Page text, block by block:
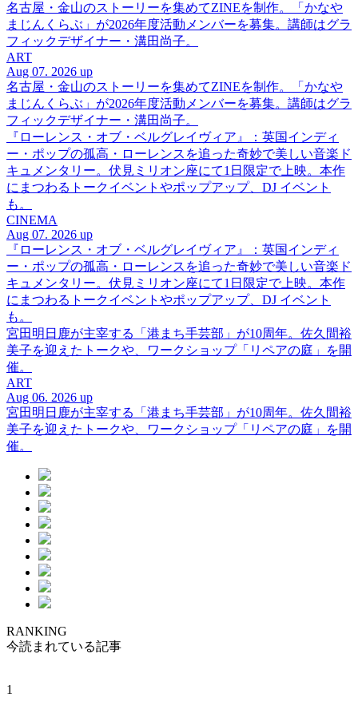
名古屋・金山のストーリーを集めてZINEを制作。「かなや
まじんくらぶ」が2026年度活動メンバーを募集。講師はグラ
フィックデザイナー・溝田尚子。
ART
Aug 07. 2026 up
名古屋・金山のストーリーを集めてZINEを制作。「かなや
まじんくらぶ」が2026年度活動メンバーを募集。講師はグラ
フィックデザイナー・溝田尚子。
『ローレンス・オブ・ベルグレイヴィア』：英国インディ
ー・ポップの孤高・ローレンスを追った奇妙で美しい音楽ド
キュメンタリー。伏見ミリオン座にて1日限定で上映。本作
にまつわるトークイベントやポップアップ、DJ イベント
も。
CINEMA
Aug 07. 2026 up
『ローレンス・オブ・ベルグレイヴィア』：英国インディ
ー・ポップの孤高・ローレンスを追った奇妙で美しい音楽ド
キュメンタリー。伏見ミリオン座にて1日限定で上映。本作
にまつわるトークイベントやポップアップ、DJ イベント
も。
宮田明日鹿が主宰する「港まち手芸部」が10周年。佐久間裕
美子を迎えたトークや、ワークショップ「リペアの庭」を開
催。
ART
Aug 06. 2026 up
宮田明日鹿が主宰する「港まち手芸部」が10周年。佐久間裕
美子を迎えたトークや、ワークショップ「リペアの庭」を開
催。
RANKING
今読まれている記事
1